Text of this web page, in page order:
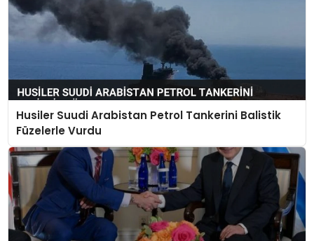
Husiler Suudi Arabistan Petrol Tankerini Balistik
Füzelerle Vurdu